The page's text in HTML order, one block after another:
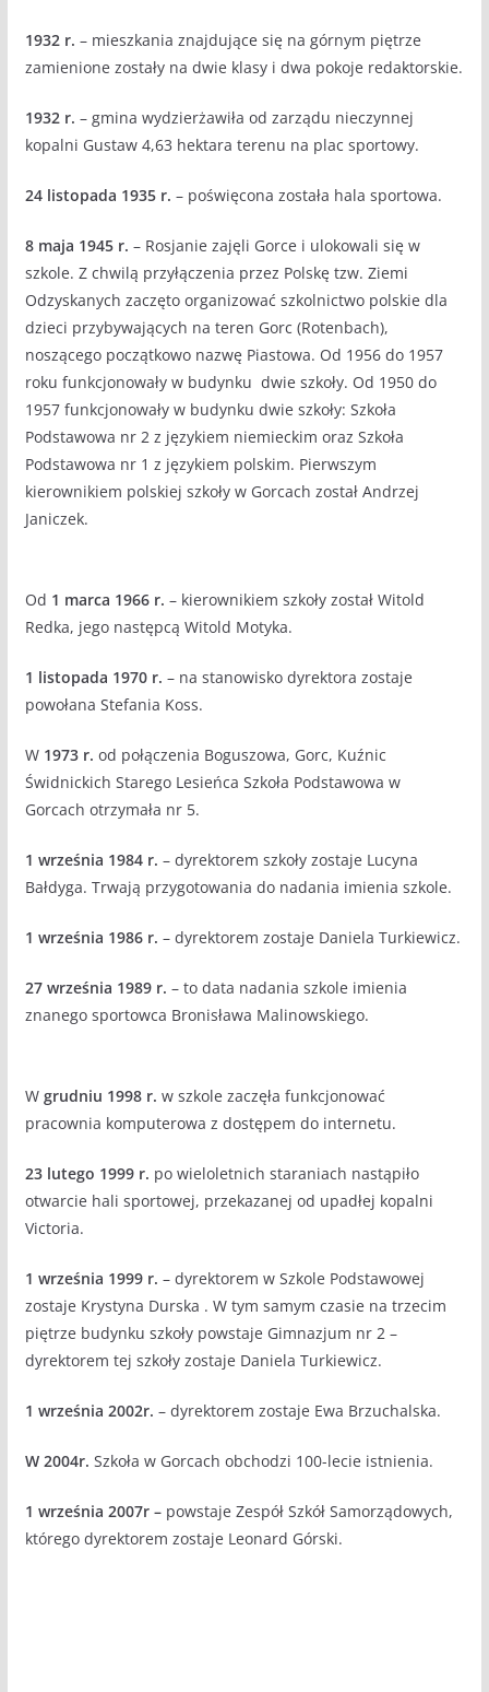
1932 r. – mieszkania znajdujące się na górnym piętrze
zamienione zostały na dwie klasy i dwa pokoje redaktorskie.
1932 r. – gmina wydzierżawiła od zarządu nieczynnej
kopalni Gustaw 4,63 hektara terenu na plac sportowy.
24 listopada 1935 r. – poświęcona została hala sportowa.
8 maja 1945 r. – Rosjanie zajęli Gorce i ulokowali się w
szkole. Z chwilą przyłączenia przez Polskę tzw. Ziemi
Odzyskanych zaczęto organizować szkolnictwo polskie dla
dzieci przybywających na teren Gorc (Rotenbach),
noszącego początkowo nazwę Piastowa. Od 1956 do 1957
roku funkcjonowały w budynku dwie szkoły. Od 1950 do
1957 funkcjonowały w budynku dwie szkoły: Szkoła
Podstawowa nr 2 z językiem niemieckim oraz Szkoła
Podstawowa nr 1 z językiem polskim. Pierwszym
kierownikiem polskiej szkoły w Gorcach został Andrzej
Janiczek.
Od 1 marca 1966 r. – kierownikiem szkoły został Witold
Redka, jego następcą Witold Motyka.
1 listopada 1970 r. – na stanowisko dyrektora zostaje
powołana Stefania Koss.
W 1973 r. od połączenia Boguszowa, Gorc, Kuźnic
Świdnickich Starego Lesieńca Szkoła Podstawowa w
Gorcach otrzymała nr 5.
1 września 1984 r. – dyrektorem szkoły zostaje Lucyna
Bałdyga. Trwają przygotowania do nadania imienia szkole.
1 września 1986 r. – dyrektorem zostaje Daniela Turkiewicz.
27 września 1989 r. – to data nadania szkole imienia
znanego sportowca Bronisława Malinowskiego.
W grudniu 1998 r. w szkole zaczęła funkcjonować
pracownia komputerowa z dostępem do internetu.
23 lutego 1999 r. po wieloletnich staraniach nastąpiło
otwarcie hali sportowej, przekazanej od upadłej kopalni
Victoria.
1 września 1999 r. – dyrektorem w Szkole Podstawowej
zostaje Krystyna Durska . W tym samym czasie na trzecim
piętrze budynku szkoły powstaje Gimnazjum nr 2 –
dyrektorem tej szkoły zostaje Daniela Turkiewicz.
1 września 2002r. – dyrektorem zostaje Ewa Brzuchalska.
W 2004r. Szkoła w Gorcach obchodzi 100-lecie istnienia.
1 września 2007r – powstaje Zespół Szkół Samorządowych,
którego dyrektorem zostaje Leonard Górski.